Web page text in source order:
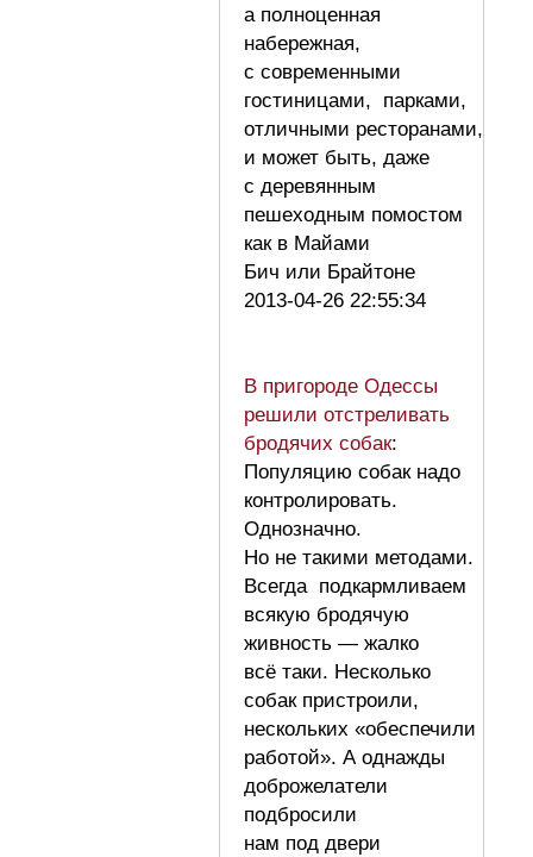
а полноценная
набережная,
с современными
гостиницами, парками,
отличными ресторанами,
и может быть, даже
с деревянным
пешеходным помостом
как в Майами
Бич или Брайтоне
2013-04-26 22:55:34
В пригороде Одессы
решили отстреливать
бродячих собак:
Популяцию собак надо
контролировать.
Однозначно.
Но не такими методами.
Всегда подкармливаем
всякую бродячую
живность — жалко
всё таки. Несколько
собак пристроили,
нескольких «обеспечили
работой». А однажды
доброжелатели
подбросили
нам под двери